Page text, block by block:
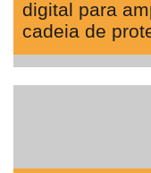
digital para
cadeia de